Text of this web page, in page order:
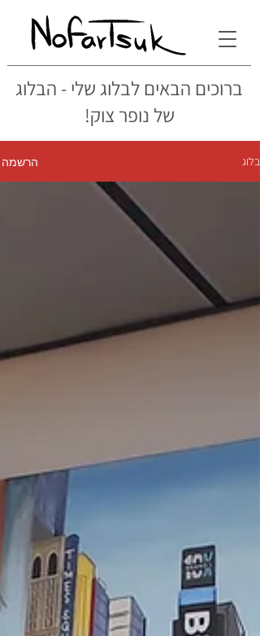
ברוכים הבאים לבלוג שלי - הבלוג
של נופר צוק!
בלוג הרשמה